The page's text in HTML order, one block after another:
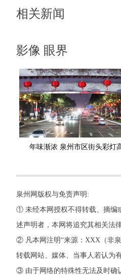
相关新闻
影像 眼界
年味渐浓 泉州市区街头彩灯
泉州网版权与免责声明:
① 未经本网授权不得转载、摘编
述声明者，本网将追究其相关法
② 凡本网注明“来源：XXX（非
转载网站、媒体、当事人若认为
③ 由于网络的特殊性无法及时确